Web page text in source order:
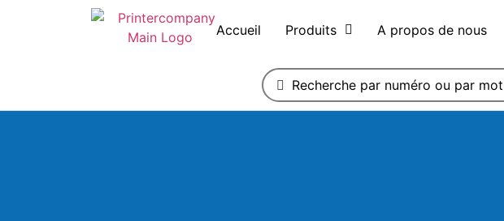
Accueil Produits A propos de nous